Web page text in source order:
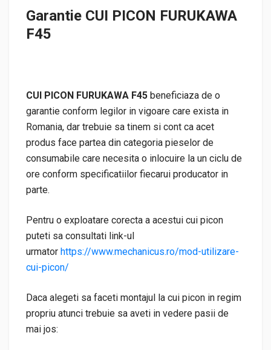
Garantie CUI PICON FURUKAWA
F45
CUI PICON FURUKAWA F45 beneficiaza de o
garantie conform legilor in vigoare care exista in
Romania, dar trebuie sa tinem si cont ca acet
produs face partea din categoria pieselor de
consumabile care necesita o inlocuire la un ciclu de
ore conform specificatiilor fiecarui producator in
parte.
Pentru o exploatare corecta a acestui cui picon
puteti sa consultati link-ul
urmator https://www.mechanicus.ro/mod-utilizare-
cui-picon/
Daca alegeti sa faceti montajul la cui picon in regim
propriu atunci trebuie sa aveti in vedere pasii de
mai jos: